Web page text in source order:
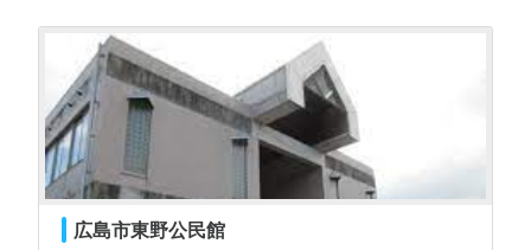
広島市東野公民館